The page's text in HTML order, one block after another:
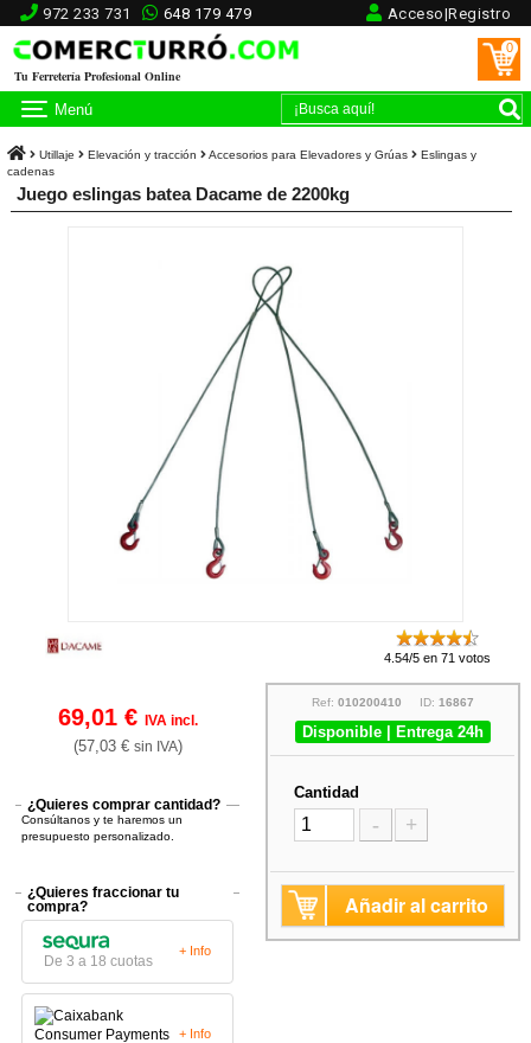
972 233 731 648 179 479 Acceso|Registro
Tu Ferretería Profesional Online
0
Menú
Utillaje Elevación y tracción Accesorios para Elevadores y Grúas
Eslingas y
cadenas
Juego eslingas batea Dacame de 2200kg
4.54/5 en 71 votos
69,01 € IVA incl.
(57,03 € sin IVA)
¿Quieres comprar cantidad?
Consúltanos y te haremos un
presupuesto personalizado.
¿Quieres fraccionar tu
compra?
De 3 a 18 cuotas
+ Info
+ Info
Ref: 010200410 ID: 16867
Disponible | Entrega 24h
Cantidad
- +
Añadir al carrito